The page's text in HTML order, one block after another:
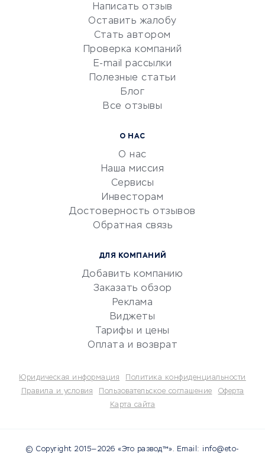
Репетиторство
Красота и здоровье
Сервисы по поиску работы
Сетевой маркетинг
УСЛУГИ ДЛЯ БИЗНЕСА
документооборот
Юридические компании
Бухгалтерия онлайн
Потребительские кредиты
Написать отзыв
Оставить жалобу
Стать автором
Проверка компаний
E-mail рассылки
Полезные статьи
Блог
Все отзывы
О НАС
О нас
Наша миссия
Сервисы
Инвесторам
Достоверность отзывов
Обратная связь
ДЛЯ КОМПАНИЙ
Добавить компанию
Заказать обзор
Реклама
Виджеты
Тарифы и цены
Оплата и возврат
Юридическая информация
Политика конфиденциальности
Правила и условия
Пользовательское соглашение
Оферта
Карта сайта
© Copyright 2015—2026 «Это развод™». Email: info@eto-